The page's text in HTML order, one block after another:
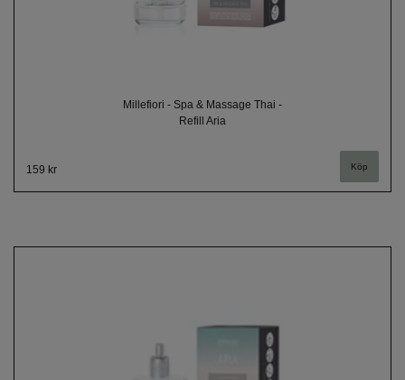
Millefiori - Spa & Massage Thai -
Refill Aria
159 kr